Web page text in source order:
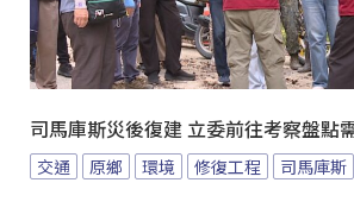
司馬庫斯災後復建 立委前往考察盤點
交通 原鄉 環境 修復工程 司馬庫斯